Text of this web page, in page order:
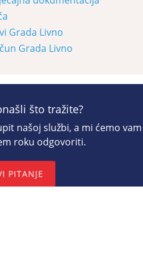
Grada Livno
Grada Livno
što tražite?
našoj službi, a mi ćemo
roku odgovoriti.
PITANJE